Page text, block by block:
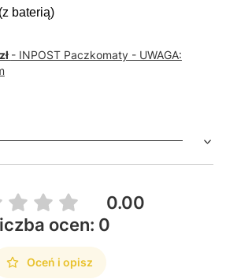
baterią)
- INPOST Paczkomaty - UWAGA:
0.00
ocen: 0
Oceń i opisz